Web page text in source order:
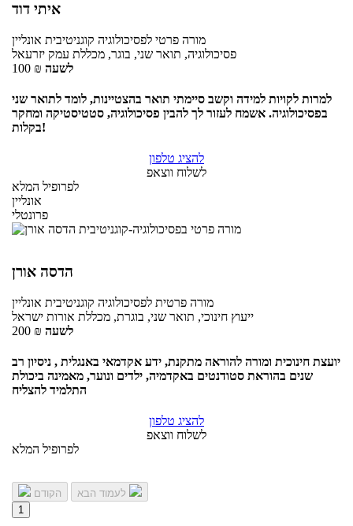
איתי דוד
מורה פרטי לפסיכולוגיה קוגניטיבית אונליין
פסיכולוגיה, תואר שני, בוגר, מכללת עמק יזרעאל
100 ₪ לשעה
למרות לקויות למידה וקשב סיימתי תואר בהצטיינות, לומד לתואר שני
בפסיכולוגיה. אשמח לעזור לך להבין פסיכולוגיה, סטטיסטיקה ומחקר
בקלות!
להציג טלפון
לשלוח ווצאפ
לפרופיל המלא
אונליין
פרונטלי
הדסה אורן
מורה פרטית לפסיכולוגיה קוגניטיבית אונליין
ייעוץ חינוכי, תואר שני, בוגרת, מכללת אורות ישראל
200 ₪ לשעה
יועצת חינוכית ומורה להוראה מתקנת, ידע אקדמאי באנגלית , ניסיון רב
שנים בהוראת סטודנטים באקדמיה, ילדים ונוער, מאמינה ביכולת
התלמיד להצליח
להציג טלפון
לשלוח ווצאפ
לפרופיל המלא
הקודם
1